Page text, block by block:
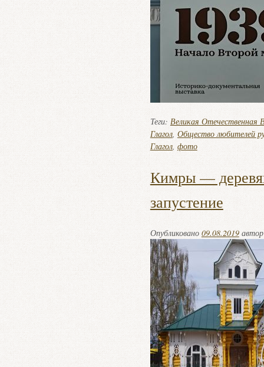
Теги: Великая Отечественная
Глагол, Общество любителей
Глагол, фото
Кимры —
запустение
Опубликовано 09.08.2019